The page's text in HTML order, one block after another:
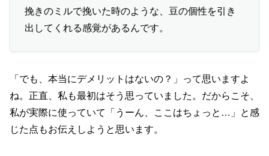
挽きのミルで挽いた時のような、豆の個性を引き
出してくれる感覚があるんです。
「でも、本当にデメリットはないの？」って思いますよ
ね。正直、私も最初はそう思っていました。だからこそ、
私が実際に使っていて「うーん、ここはちょっと…」と感
じた点もお伝えしようと思います。